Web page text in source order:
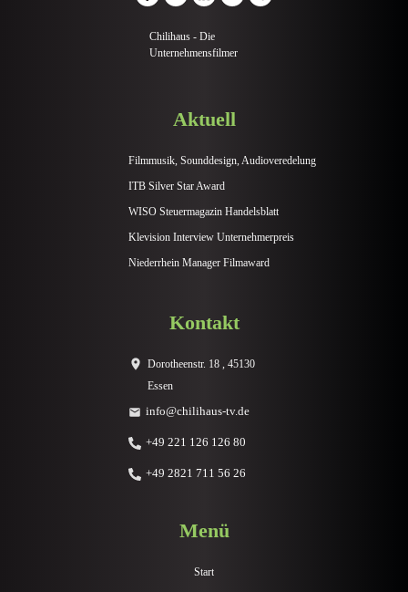
Chilihaus - Die
Unternehmensfilmer
Aktuell
Filmmusik, Sounddesign, Audioveredelung
ITB Silver Star Award
WISO Steuermagazin Handelsblatt
Klevision Interview Unternehmerpreis
Niederrhein Manager Filmaward
Kontakt
Dorotheenstr. 18 , 45130
Essen
info@chilihaus-tv.de
+49 221 126 126 80
+49 2821 711 56 26
Menü
Start